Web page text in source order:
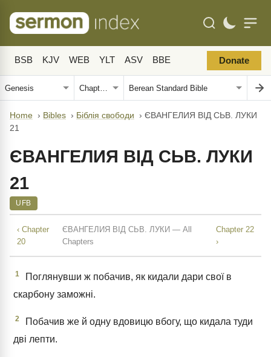
BSB KJV WEB YLT ASV BBE Donate
Home › Bibles › Біблія свободи › ЄВАНГЕЛИЯ ВІД СЬВ. ЛУКИ
21
ЄВАНГЕЛИЯ ВІД СЬВ. ЛУКИ
21
UFB
‹ Chapter
20
ЄВАНГЕЛИЯ ВІД СЬВ. ЛУКИ — All
Chapters
Chapter 22
›
1
Поглянувши ж побачив, як кидали дари свої в
скарбону заможні.
2
Побачив же й одну вдовицю вбогу, що кидала туди
дві лепти.